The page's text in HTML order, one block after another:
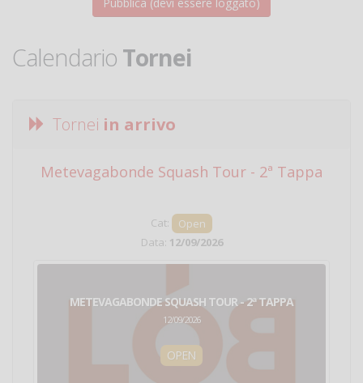
Calendario Tornei
Tornei in arrivo
Metevagabonde Squash Tour - 2ª Tappa
Cat:
Open
Data: 12/09/2026
METEVAGABONDE SQUASH TOUR - 2ª TAPPA
12/09/2026
OPEN